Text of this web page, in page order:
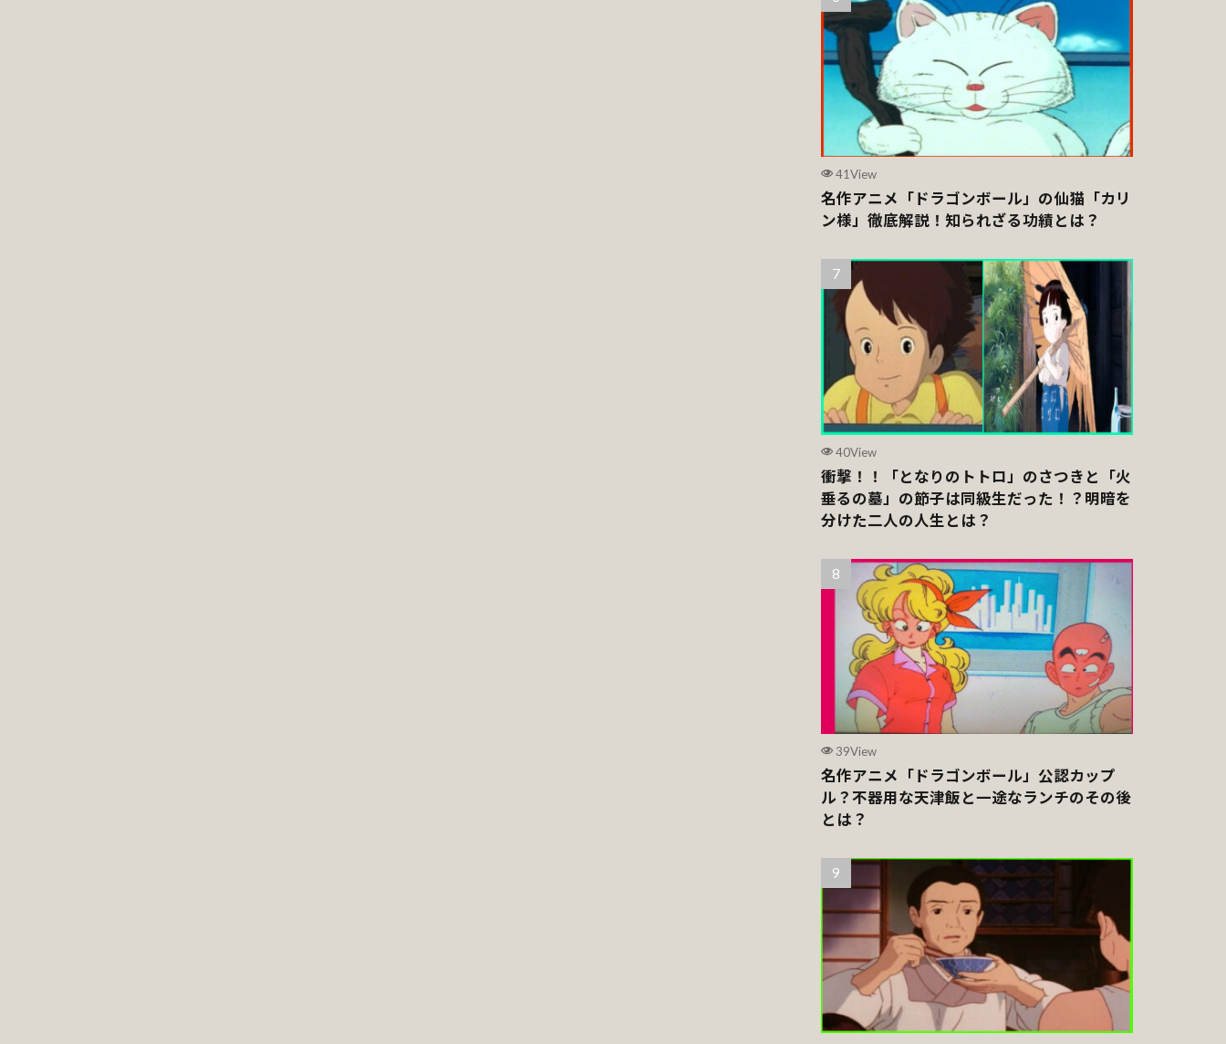
41View
名作アニメ「ドラゴンボール」の仙猫「カリ
ン様」徹底解説！知られざる功績とは？
40View
衝撃！！「となりのトトロ」のさつきと「火
垂るの墓」の節子は同級生だった！？明暗を
分けた二人の人生とは？
39View
名作アニメ「ドラゴンボール」公認カップ
ル？不器用な天津飯と一途なランチのその後
とは？